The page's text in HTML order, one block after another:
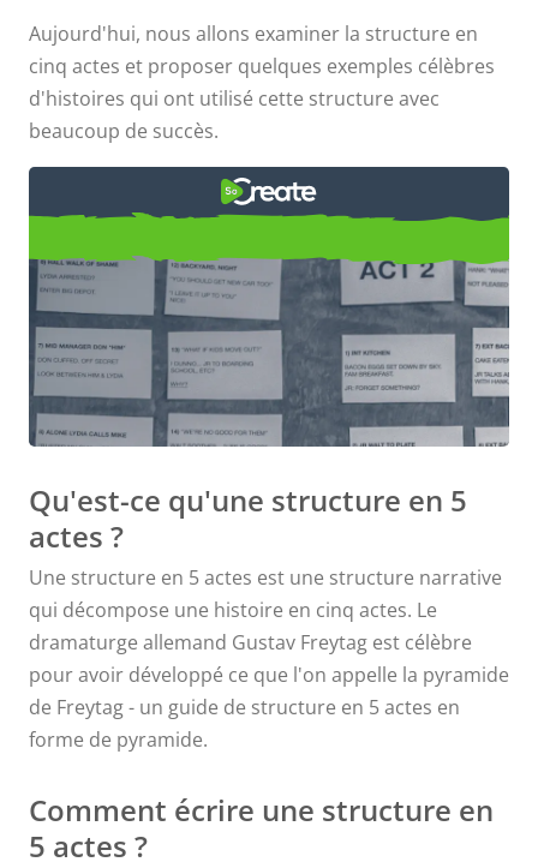
Aujourd'hui, nous allons examiner la structure en
cinq actes et proposer quelques exemples célèbres
d'histoires qui ont utilisé cette structure avec
beaucoup de succès.
Exemples de structure en 5
actes
Qu'est-ce qu'une structure en 5
actes ?
Une structure en 5 actes est une structure narrative
qui décompose une histoire en cinq actes. Le
dramaturge allemand Gustav Freytag est célèbre
pour avoir développé ce que l'on appelle la pyramide
de Freytag - un guide de structure en 5 actes en
forme de pyramide.
Comment écrire une structure en
5 actes ?